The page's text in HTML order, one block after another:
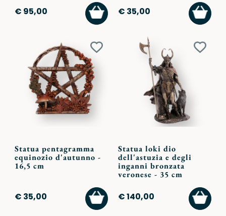
€ 95,00
AGGIUNGI
AL
CARRELLO
€ 35,00
AL
Aggiungi
Statua pentagramma
equinozio d'autunno -
16,5 cm
€ 35,00
AGGIUNGI
AL
CARRELLO
Statua loki dio
dell'astuzia e degli
inganni bronzata
veronese - 35 cm
€ 140,00
AL